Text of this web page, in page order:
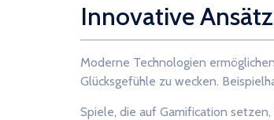
Innovative
Moderne Technologien
Glücksgefühle zu wecken.
Spiele, die auf Gamification